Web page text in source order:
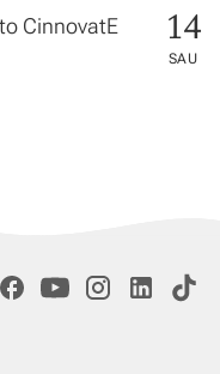
CinnovatE
14
SAU